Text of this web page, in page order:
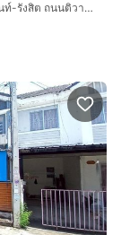
ทาวน์เฮ้าส์ 2 ชั้น 17.8 ตร.ว. หมู่บ้านพฤกษาวิลล์41 ติวานนท์-รังสิต ถนนติวานนท์-รังสิต ถนนบางกะดีสายใน เมืองปทุมธานี ปทุมธานี